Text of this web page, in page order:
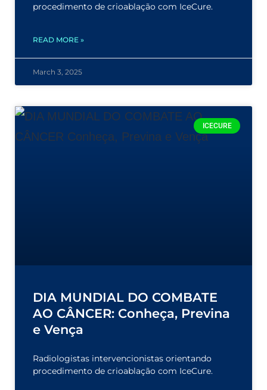
procedimento de crioablação com IceCure.
READ MORE »
March 3, 2025
ICECURE
DIA MUNDIAL DO COMBATE
AO CÂNCER: Conheça, Previna
e Vença
Radiologistas intervencionistas orientando
procedimento de crioablação com IceCure.